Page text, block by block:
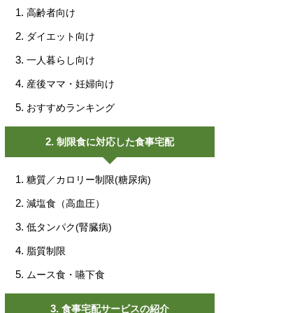
高齢者向け
ダイエット向け
一人暮らし向け
産後ママ・妊婦向け
おすすめランキング
制限食に対応した食事宅配
糖質／カロリー制限(糖尿病)
減塩食（高血圧）
低タンパク(腎臓病)
脂質制限
ムース食・嚥下食
食事宅配サービスの紹介